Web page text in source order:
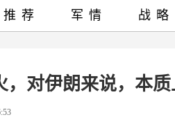
，对伊朗来说，本
推荐 军情 战略